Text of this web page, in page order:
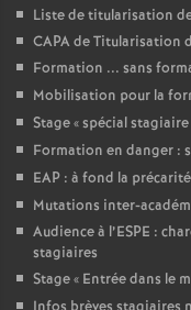
Liste de titularisation
CAPAde Titularisation
Formation ... sans
Mobilisation pour la
Stage «spécial stagiaire
Formation en danger :
EAP : à fond la précarité
Mutations inter-
Audience à l’ESPE :
stagiaires
Stage « Entrée dans le